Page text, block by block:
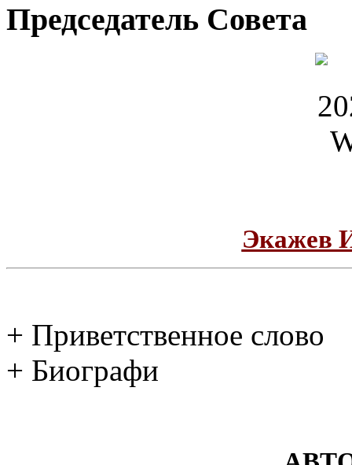
Председатель Совета
Экажев
+ Приветственное слово
+ Биографи